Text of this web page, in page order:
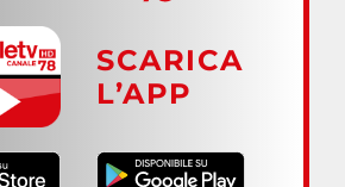
SCARICA
L’APP